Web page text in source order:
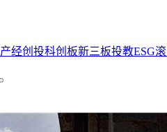
产经创投科创板新三板投教ESG